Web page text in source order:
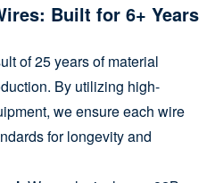
Built for 6+ Years
of 25 years of material
By utilizing high-
we ensure each wire
for longevity and